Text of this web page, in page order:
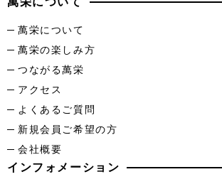
萬栄について
萬栄の楽しみ方
つながる萬栄
アクセス
よくあるご質問
新規会員ご希望の方
会社概要
インフォメーション